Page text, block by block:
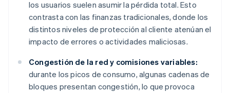
los usuarios suelen asumir la pérdida total. Esto
contrasta con las finanzas tradicionales, donde los
distintos niveles de protección al cliente atenúan el
impacto de errores o actividades maliciosas.
Congestión de la red y comisiones variables:
durante los picos de consumo, algunas cadenas de
bloques presentan congestión, lo que provoca